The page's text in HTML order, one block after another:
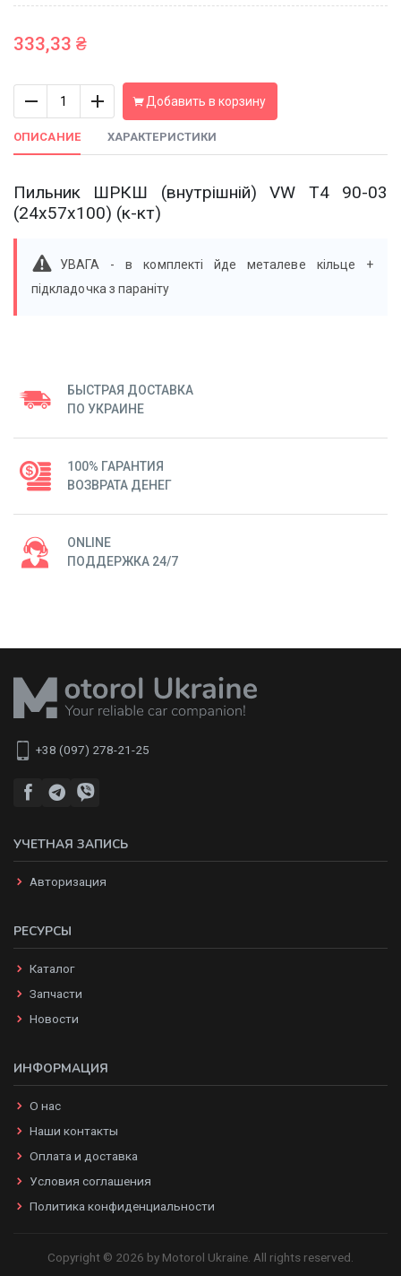
333,33 ₴
Добавить в корзину
ОПИСАНИЕ ХАРАКТЕРИСТИКИ
Пильник ШРКШ (внутрішній) VW T4 90-03
(24x57x100) (к-кт)
УВАГА - в комплекті йде металеве кільце +
підкладочка з параніту
БЫСТРАЯ ДОСТАВКА
ПО УКРАИНЕ
100% ГАРАНТИЯ
ВОЗВРАТА ДЕНЕГ
ONLINE
ПОДДЕРЖКА 24/7
+38 (097) 278-21-25
УЧЕТНАЯ ЗАПИСЬ
Авторизация
РЕСУРСЫ
Каталог
Запчасти
Новости
ИНФОРМАЦИЯ
О нас
Наши контакты
Оплата и доставка
Условия соглашения
Политика конфиденциальности
Copyright © 2026 by Motorol Ukraine. All rights reserved.